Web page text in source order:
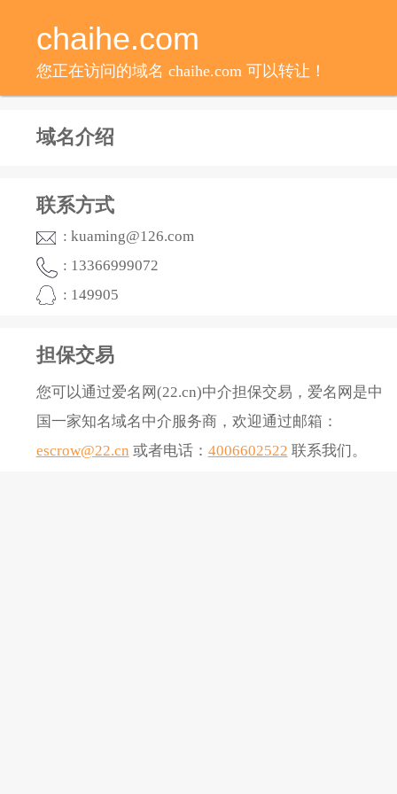
chaihe.com
您正在访问的域名 chaihe.com 可以转让！
域名介绍
联系方式
: kuaming@126.com
: 13366999072
: 149905
担保交易
您可以通过爱名网(22.cn)中介担保交易，爱名网是中
国一家知名域名中介服务商，欢迎通过邮箱：
escrow@22.cn 或者电话： 4006602522 联系我们。